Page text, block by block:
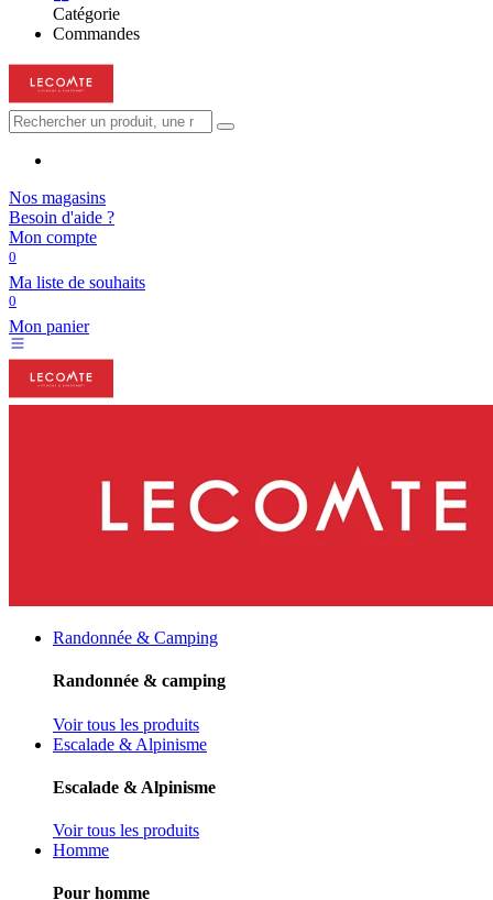
Catégorie
Commandes
Nos magasins
Besoin d'aide ?
Mon compte
0
Ma liste de souhaits
0
Mon panier
Randonnée & Camping
Randonnée & camping
Voir tous les produits
Escalade & Alpinisme
Escalade & Alpinisme
Voir tous les produits
Homme
Pour homme